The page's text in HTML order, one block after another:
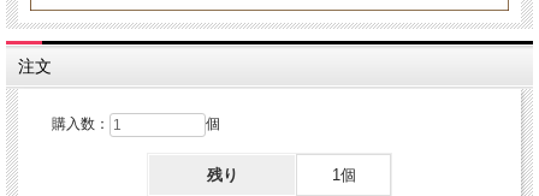
注文
購入数： 個
残り 1個